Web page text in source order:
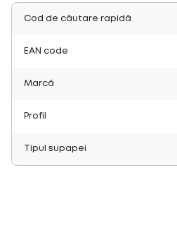
Cod de căutare rapidă
EAN code
Marcă
Profil
Tipul supapei